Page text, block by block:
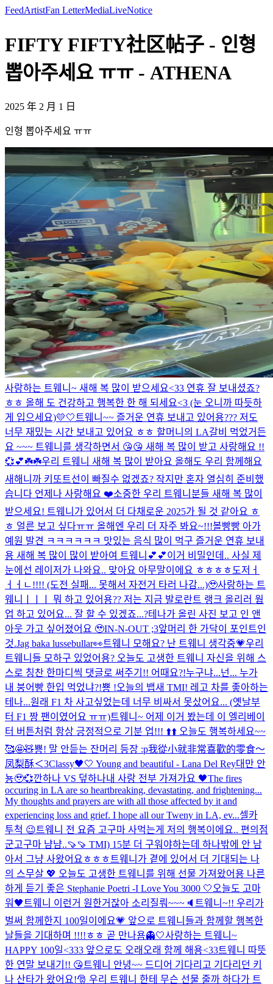
FeedArtistFan LetterMediaLiveNotice
FIFTY FIFTY社区帖子 - 인형
뽑아주세요 ㅠㅠ - ATHENA
2025 年 2 月 1 日
인형 뽑아주세요 ㅠㅠ
사랑하는 트웨니~ 새해 복 많이 받으세요<33 연휴 잘 보내셨죠?
ㅎㅎ 올해 도 건강하고 행복한 한 해 되세요<3 (눈 오니까 따듯하
게 입으세요)💛🤍 트웨니~~ 즐거운 연휴 보내고 있어용??? 저도
너무 재밌는 시간 보내고 있어요 ㅎㅎ 할머니의 LA갈비 먹었거든
요 ~~~ 트웨니를 생각하면서 😘😘 새해 복 많이 받고 사랑해요 !!
💞💕☘️☘️우리 트웨니 새해 복 많이 받아요 올해도 우리 함께해요
새해니까 키또트선이 빠질수 없겠죠? 작지만 혼자 열심히 준비했
습니다 언제나 사랑해요 ❤️소중한 우리 트웨니분들 새해 복 많이
받으세요! 트웨니가 있어서 더 다채로운 2025가 될 것 같아요 ㅎ
ㅎ 얼른 보고 싶다ㅠㅠ 올해엔 우리 더 자주 봐요~!!!볼빵빵 아가
예원 발견 ㅋㅋㅋㅋㅋㅋ 맛있는 음식 많이 먹구 즐거운 연휴 보내
용 새해 복 많이 많이 받아여 트웨니💕💕이거 비밀인데.. 사실 제
눈에선 레이저가 나와요.. 맞아요 아무말이에요 ㅎㅎㅎㅎ 도저ㅓ
ㅓㅓㄴ!!!! (도전 실패... 못해서 자전거 타러 나감...)🥹사랑하는 트
웨니ㅣㅣㅣ 뭐 하고 있어용?? 저는 지금 발로란트 랭크 올리러 웜
업 하고 있어요... 잘 할 수 있겠죠...?테나가 올린 사진 보고 인 앤
아웃 가고 싶어졌어요 🥹IN-N-OUT ;3앞머리 한 가닥이 포인트인
것.Jag baka lussebullar👀트웨니 모해요? 난 트웨니 생각중💗우리
트웨니들 모하구 있었어용? 오늘도 고생한 트웨니 자신을 위해 스
스로 칭찬 한마디씩 댓글로 써주기!! 어때요?!누구냐...넌... 누가
내 붕어빵 한입 먹었냐?!뿅 !오늘의 뱁새 TMI! 레고 차를 좋아하는
테나...원래 F1 차 사고싶었는데 너무 비싸서 못샀어요... (옛날부
터 F1 짱 팬이였어요 ㅠㅠ)트웨니~ 어제 이거 봤는데 이 엘리베이
터 버튼처럼 항상 긍정적으로 기분 업!!! ⬆️⬆️ 오늘도 행복하세요~~
🥰🤩🧸뿅! 말 안듣는 잔머리 등장 :p我從小就非常喜歡的零食～
凤梨酥＜3Classy🖤🤍 Young and beautiful - Lana Del Rey대만 안
뇽🥹💞깐하나 VS 덮하나내 사랑 전부 가져가요 🖤The fires
occuring in LA are so heartbreaking, devastating, and frightening...
My thoughts and prayers are with all those affected by it and
experiencing loss and grief. I hope all our Tweny in LA, ev...셀카
투척 😉트웨니 전 요즘 고구마 사먹는게 저의 행복이에요.. 편의점
군고구마 냠냠..🍠🍠 TMI) 15분 더 구워야하는데 하나밖에 안 남
아서 그냥 사왔어요ㅎㅎㅎ 트웨니가 곁에 있어서 더 기대되는 나
의 스무살 💖 오늘도 고생한 트웨니를 위해 선물 가져왔어용 나른
하게 듣기 좋은 Stephanie Poetri -I Love You 3000 🤍 오늘도 고마
워🖤 트웨니 이런거 원한거잖아 소리질뤄~~~🔈 트웨니~!! 우리가
벌써 함께한지 100일이에요💗 앞으로 트웨니들과 함께할 행복한
날들을 기대하며 !!!!ㅎㅎ 곧 만나욤👻🤍사랑하는 트웨니~
HAPPY 100일<333 앞으로도 오래오래 함께 해용<33트웨니 따뜻
한 연말 보내기!! 😘트웨니 안녕~~ 드디어 기다리고 기다리던 키
나 산타가 왔어요!🎅 우리 트웨니 한테 무슨 선물 줄까 하다가 트